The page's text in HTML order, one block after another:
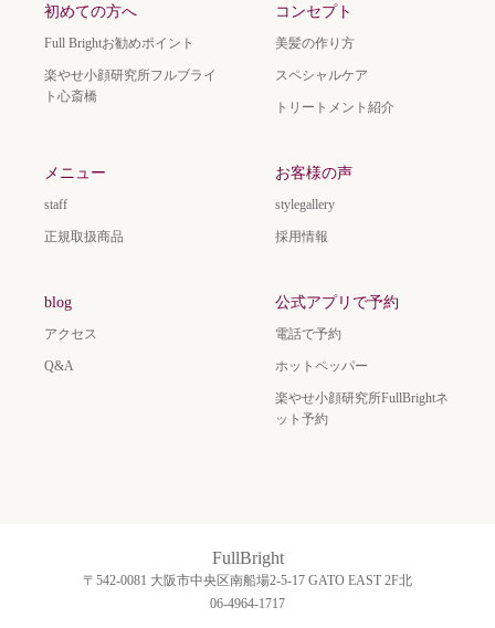
初めての方へ
Full Brightお勧めポイント
楽やせ小顔研究所フルブライ
ト心斎橋
コンセプト
美髪の作り方
スペシャルケア
トリートメント紹介
メニュー
staff
正規取扱商品
お客様の声
stylegallery
採用情報
blog
アクセス
Q&A
公式アプリで予約
電話で予約
ホットペッパー
楽やせ小顔研究所FullBrightネ
ット予約
FullBright
〒542-0081 大阪市中央区南船場2-5-17 GATO EAST 2F北
06-4964-1717